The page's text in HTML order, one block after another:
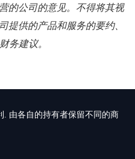
的公司的意见。不得将其视
提供的产品和服务的要约、
务建议。
. 由各自的持有者保留不同的商